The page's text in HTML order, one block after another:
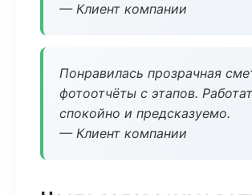
— Клиент компании
Понравилась прозрачная
фотоотчёты с этапов.
спокойно и предсказуемо.
— Клиент компании